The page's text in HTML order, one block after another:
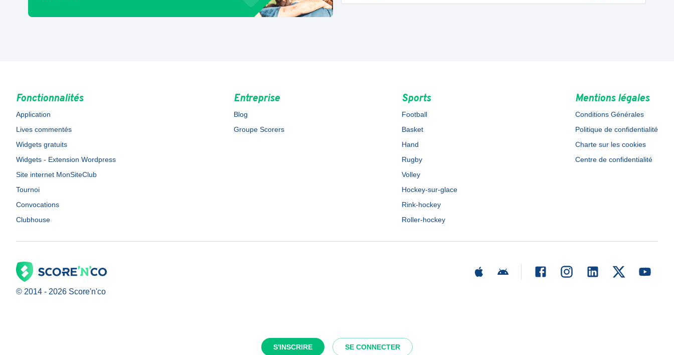
S'INSCRIRE SE CONNECTER
Fonctionnalités
Application
Lives commentés
Widgets gratuits
Widgets - Extension Wordpress
Site internet MonSiteClub
Tournoi
Convocations
Clubhouse
Entreprise
Blog
Groupe Scorers
Sports
Football
Basket
Hand
Rugby
Volley
Hockey-sur-glace
Rink-hockey
Roller-hockey
Mentions légales
Conditions Générales
Politique de confidentialité
Charte sur les cookies
Centre de confidentialité
© 2014 - 2026 Score'n'co